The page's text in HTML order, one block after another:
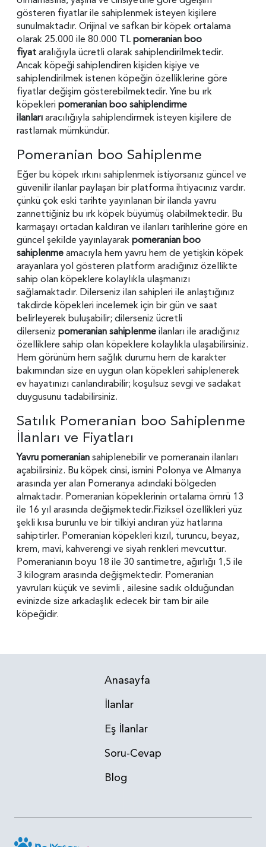
gösteren fiyatlar ile sahiplenmek isteyen kişilere
sunulmaktadır. Orijinal ve safkan bir köpek ortalama
olarak 25.000 ile 80.000 TLpomeranian boo
fiyataralığıyla ücretli olarak sahiplendirilmektedir.
Ancak köpeği sahiplendiren kişiden kişiye ve
sahiplendirilmek istenen köpeğin özelliklerine göre
fiyatlar değişim gösterebilmektedir. Yine bu ırk
köpekleri pomeranian boo sahiplendirme
ilanlarıaracılığıyla sahiplendirmek isteyen kişilere de
rastlamak mümkündür.
Pomeranian boo Sahiplenme
Eğer bu köpek ırkını sahiplenmek istiyorsanız güncel ve
güvenilir ilanlar paylaşan bir platforma ihtiyacınız vardır.
çünkü çok eski tarihte yayınlanan bir ilanda yavru
zannettiğiniz bu ırk köpek büyümüş olabilmektedir. Bu
karmaşayı ortadan kaldıran ve ilanları tarihlerine göre en
güncel şekilde yayınlayarakpomeranian boo
sahiplenmeamacıyla hem yavru hem de yetişkin köpek
arayanlara yol gösteren platform aradığınız özellikte
sahip olan köpeklere kolaylıkla ulaşmanızı
sağlamaktadır. Dilerseniz ilan sahipleri ile anlaştığınız
takdirde köpekleri incelemek için bir gün ve saat
belirleyerek buluşabilir; dilerseniz ücretli
dilerseniz pomeranian sahiplenmeilanları ile aradığınız
özelliklere sahip olan köpeklere kolaylıkla ulaşabilirsiniz.
Hem görünüm hem sağlık durumu hem de karakter
bakımından size en uygun olan köpekleri sahiplenerek
ev hayatınızı canlandırabilir; koşulsuz sevgi ve sadakat
duygusunu tadabilirsiniz.
Satılık Pomeranian boo Sahiplenme
İlanları ve Fiyatları
Yavru pomeraniansahiplenebilir ve pomeranain ilanları
açabilirsiniz. Bu köpek cinsi, ismini Polonya ve Almanya
arasında yer alan Pomeranya adındaki bölgeden
almaktadır. Pomeranian köpeklerinin ortalama ömrü 13
ile 16 yıl arasında değişmektedir.Fiziksel özellikleri yüz
şekli kısa burunlu ve bir tilkiyi andıran yüz hatlarına
sahiptirler. Pomeranian köpekleri kızıl, turuncu, beyaz,
krem, mavi, kahverengi ve siyah renkleri mevcuttur.
Pomeranianın boyu 18 ile 30 santimetre, ağırlığı 1,5 ile
3 kilogram arasında değişmektedir. Pomeranian
yavruları küçük ve sevimli , ailesine sadık olduğundan
evinizde size arkadaşlık edecek bir tam bir aile
köpeğidir.
Anasayfa
İlanlar
Eş İlanlar
Soru-Cevap
Blog